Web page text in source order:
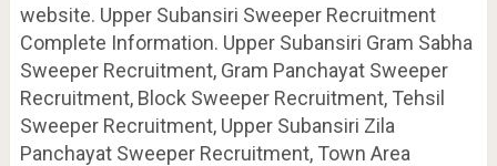
website. Upper Subansiri Sweeper Recruitment
Complete Information. Upper Subansiri Gram Sabha
Sweeper Recruitment, Gram Panchayat Sweeper
Recruitment, Block Sweeper Recruitment, Tehsil
Sweeper Recruitment, Upper Subansiri Zila
Panchayat Sweeper Recruitment, Town Area